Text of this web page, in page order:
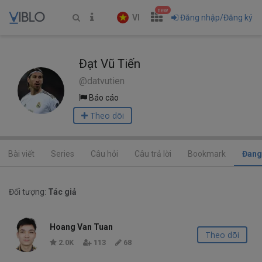
VI
new
Đăng nhập/Đăng ký
Đạt Vũ Tiến
@datvutien
Báo cáo
Theo dõi
Bài viết Series Câu hỏi Câu trả lời Bookmark
Đối tượng: Tác giả
Hoang Van Tuan
2.0K 113 68
Theo dõi